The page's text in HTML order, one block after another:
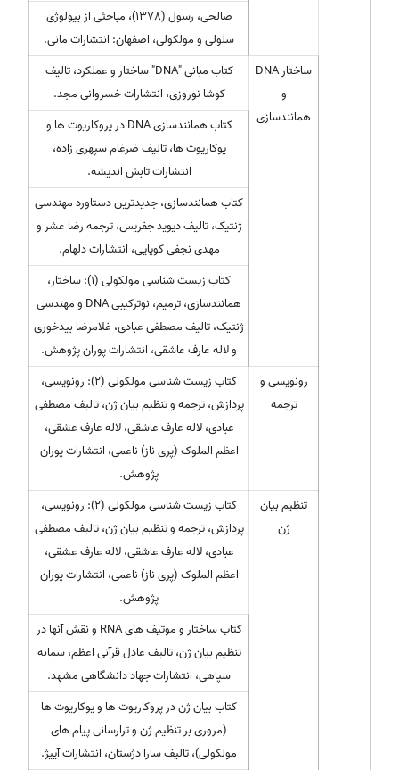
صالحی، رسول (1378)، مباحثی از بیولوژی
سلولی و مولكولی، اصفهان: انتشارات مانی.
ساختار DNA
و
همانندسازی
کتاب مبانی "DNA" ساختار و عملکرد، تالیف
کوشا نوروزی، انتشارات خسروانی مجد.
کتاب همانندسازی DNA در پروکاریوت ها و
یوکاریوت ها، تالیف ضرغام سپهری زاده،
انتشارات تابش اندیشه.
کتاب همانندسازی، جدیدترین دستاورد مهندسی
ژنتیک، تالیف دیوید جفریس، ترجمه رضا عشر و
مهدی نجفی کوپایی، انتشارات دلهام.
کتاب زیست شناسی مولکولی (۱): ساختار،
همانندسازی، ترمیم، نوترکیبی DNA و مهندسی
ژنتیک، تالیف مصطفی عبادی، غلامرضا بیدخوری
و لاله عارف عاشقی، انتشارات پوران پژوهش.
رونویسی و
ترجمه
کتاب زیست شناسی مولکولی (۲): رونویسی،
پردازش، ترجمه و تنظیم بیان ژن، تالیف مصطفی
عبادی، لاله عارف عاشقی، لاله عارف عشقی،
اعظم الملوک (پری ناز) ناعمی، انتشارات پوران
پژوهش.
تنظیم بیان
ژن
کتاب زیست شناسی مولکولی (۲): رونویسی،
پردازش، ترجمه و تنظیم بیان ژن، تالیف مصطفی
عبادی، لاله عارف عاشقی، لاله عارف عشقی،
اعظم الملوک (پری ناز) ناعمی، انتشارات پوران
پژوهش.
کتاب ساختار و موتیف های RNA و نقش آنها در
تنظیم بیان ژن، تالیف عادل قرآنی اعظم، سمانه
سپاهی، انتشارات جهاد دانشگاهی مشهد.
کتاب بیان ژن در پروکاریوت ها و یوکاریوت ها
(مروری بر تنظیم ژن و ترارسانی پیام های
مولکولی)، تالیف سارا دژستان، انتشارات آییژ.